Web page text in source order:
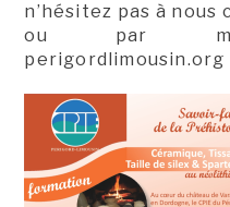
n’hésitez pas à
ou par mail
perigordlimousin.org